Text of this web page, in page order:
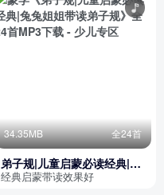
34.35MB 全24首
弟子规|儿童启蒙必读经典|兔
兔姐姐带读弟子规
经典启蒙带读效果好